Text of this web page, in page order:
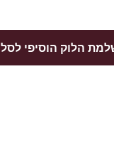
הלוק הוסיפי לסל